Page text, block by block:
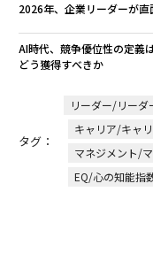
2026年、企業リーダーが
AI時代、競争優位性の定
どう獲得すべきか
タグ：
リーダー/リーダ
キャリア/キャ
マネジメント/
EQ/心の知能指